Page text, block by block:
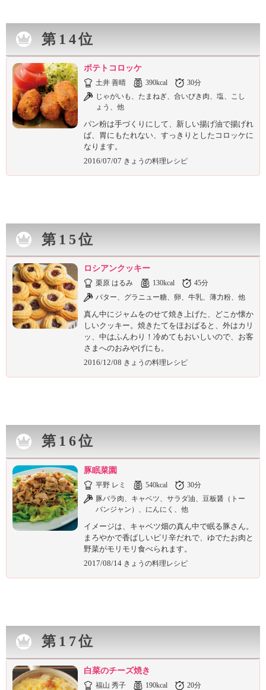
第14位
ポテトコロッケ
土井 善晴 390kcal
30分
じゃがいも、たまねぎ、合いびき肉、塩、こし
ょう、他
パン粉は手づくりにして、新しい揚げ油で揚げれ
ば、胃にもたれない、すっきりとしたコロッケに
なります。
2016/07/07 きょうの料理レシピ
第15位
ロシアンクッキー
栗原 はるみ 130kcal
45分
バター、グラニュー糖、卵、牛乳、薄力粉、他
真ん中にジャムをのせて焼き上げた、どこか懐か
しいクッキー。焼きたてをほおばると、外はカリ
ッ、中はふんわり！冷めてもおいしいので、お客
さまへのおみやげにも。
2016/12/08 きょうの料理レシピ
第16位
豚眠菜園
平野 レミ 540kcal
30分
豚バラ肉、キャベツ、サラダ油、豆板醤（トー
バンジャン）、にんにく、他
イメージは、キャベツ畑の真ん中で眠る豚さん。
まろやかで香ばしいピリ辛だれで、ゆでたお肉と
野菜がモリモリ食べられます。
2017/08/14 きょうの料理レシピ
第17位
白菜のチーズ焼き
福山 秀子 190kcal
20分